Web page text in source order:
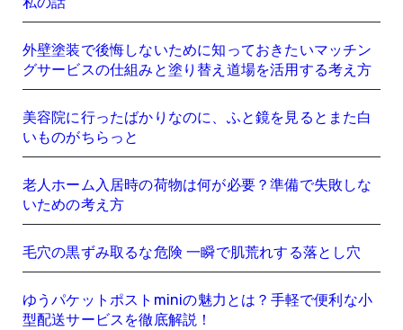
外壁塗装で後悔しないために知っておきたいマッチン
グサービスの仕組みと塗り替え道場を活用する考え方
美容院に行ったばかりなのに、ふと鏡を見るとまた白
いものがちらっと
老人ホーム入居時の荷物は何が必要？準備で失敗しな
いための考え方
毛穴の黒ずみ取るな危険 一瞬で肌荒れする落とし穴
ゆうパケットポストminiの魅力とは？手軽で便利な小
型配送サービスを徹底解説！